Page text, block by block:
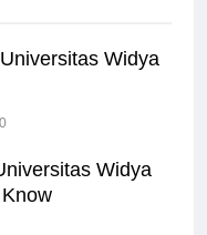
Widya
Widya